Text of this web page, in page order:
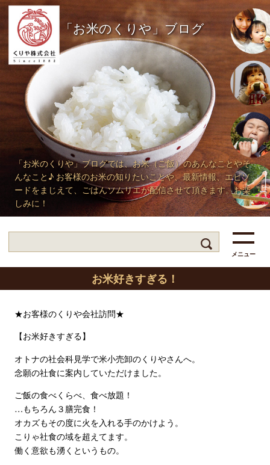
「お米のくりや」ブログ
「お米のくりや」ブログでは、お米（ご飯）のあんなことやそ
んなこと♪ お客様のお米の知りたいことや、最新情報、エピソ
ードをまじえて、ごはんソムリエが配信させて頂きます。お楽
しみに！
メニュー
お米好きすぎる！
★お客様のくりや会社訪問★
【お米好きすぎる】
オトナの社会科見学で米小売卸のくりやさんへ。
念願の社食に案内していただけました。
ご飯の食べくらべ、食べ放題！
…もちろん３膳完食！
オカズもその度に火を入れる手のかけよう。
こりゃ社食の域を超えてます。
働く意欲も湧くというもの。